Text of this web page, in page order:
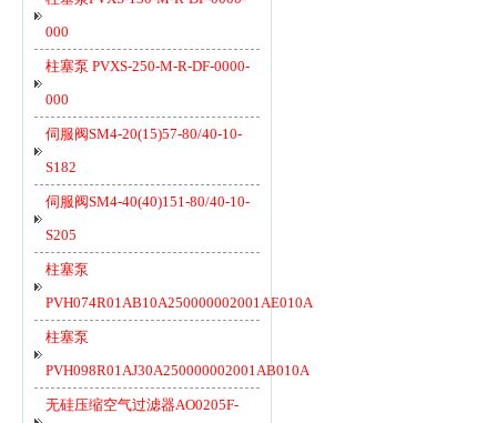
000
柱塞泵 PVXS-250-M-R-DF-0000-
000
伺服阀SM4-20(15)57-80/40-10-
S182
伺服阀SM4-40(40)151-80/40-10-
S205
柱塞泵
PVH074R01AB10A250000002001AE010A
柱塞泵
PVH098R01AJ30A250000002001AB010A
无硅压缩空气过滤器AO0205F-